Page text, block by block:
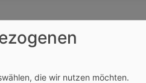
die wir nutzen möchten.